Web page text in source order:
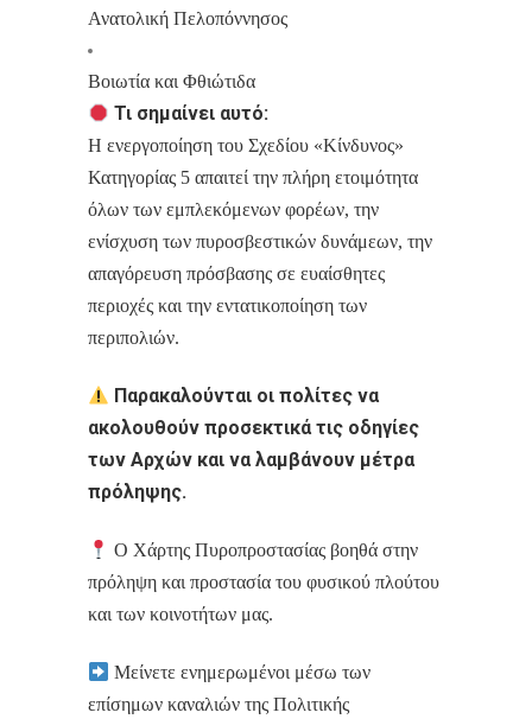
Ανατολική Πελοπόννησος
Βοιωτία και Φθιώτιδα
Τι σημαίνει αυτό:
Η ενεργοποίηση του Σχεδίου «Κίνδυνος»
Κατηγορίας 5 απαιτεί την πλήρη ετοιμότητα
όλων των εμπλεκόμενων φορέων, την
ενίσχυση των πυροσβεστικών δυνάμεων, την
απαγόρευση πρόσβασης σε ευαίσθητες
περιοχές και την εντατικοποίηση των
περιπολιών.
Παρακαλούνται οι πολίτες να
ακολουθούν προσεκτικά τις οδηγίες
των Αρχών και να λαμβάνουν μέτρα
πρόληψης.
Ο Χάρτης Πυροπροστασίας βοηθά στην
πρόληψη και προστασία του φυσικού πλούτου
και των κοινοτήτων μας.
Μείνετε ενημερωμένοι μέσω των
επίσημων καναλιών της Πολιτικής